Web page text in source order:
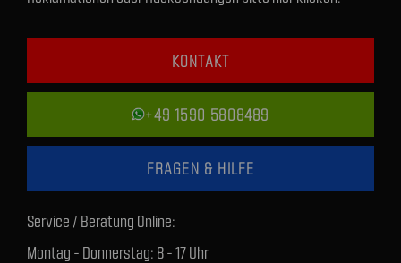
KONTAKT
+49 1590 5808489
FRAGEN & HILFE
Service / Beratung Online:
Montag - Donnerstag: 8 - 17 Uhr